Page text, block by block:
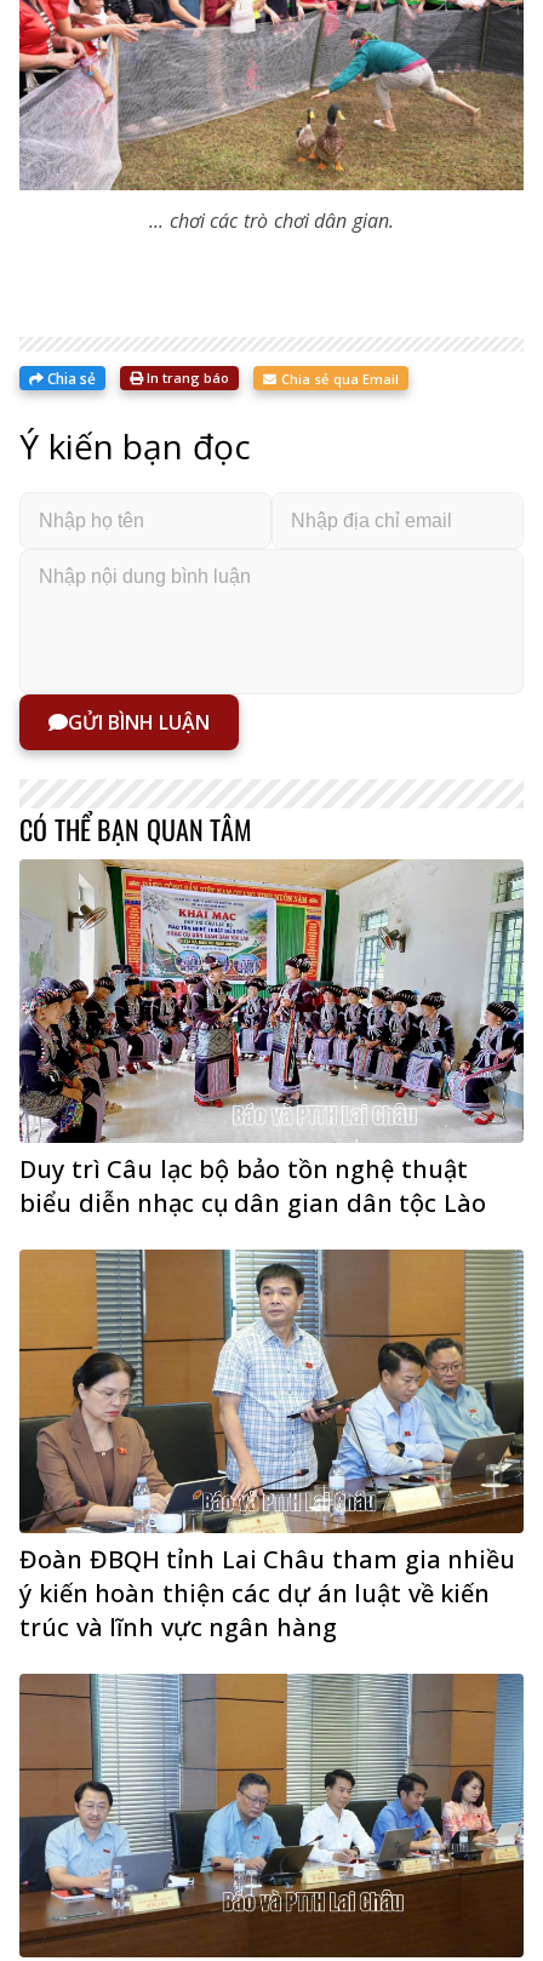
... chơi các trò chơi dân gian.
Chia sẻ In trang báo Chia sẻ qua Email
Ý kiến bạn đọc
GỬI BÌNH LUẬN
CÓ THỂ BẠN QUAN TÂM
Duy trì Câu lạc bộ bảo tồn nghệ thuật
biểu diễn nhạc cụ dân gian dân tộc Lào
Đoàn ĐBQH tỉnh Lai Châu tham gia nhiều
ý kiến hoàn thiện các dự án luật về kiến
trúc và lĩnh vực ngân hàng